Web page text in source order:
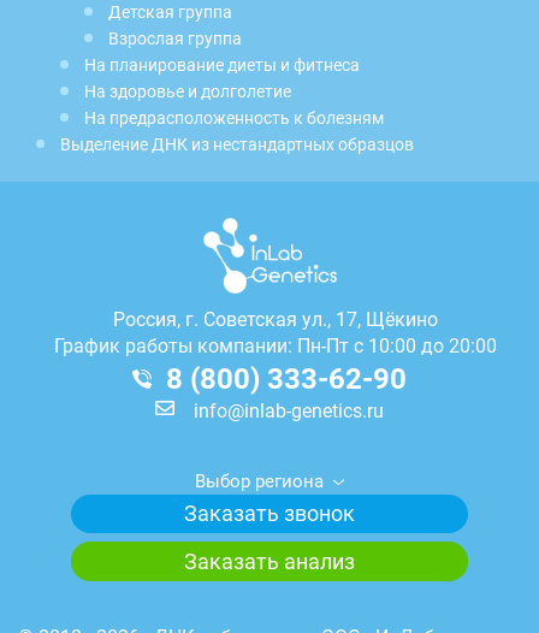
Детская группа
Взрослая группа
На планирование диеты и фитнеса
На здоровье и долголетие
На предрасположенность к болезням
Выделение ДНК из нестандартных образцов
Россия, г. Советская ул., 17, Щёкино
График работы компании: Пн-Пт с 10:00 до 20:00
8 (800) 333-62-90
info@inlab-genetics.ru
Выбор региона
Заказать звонок
Заказать анализ